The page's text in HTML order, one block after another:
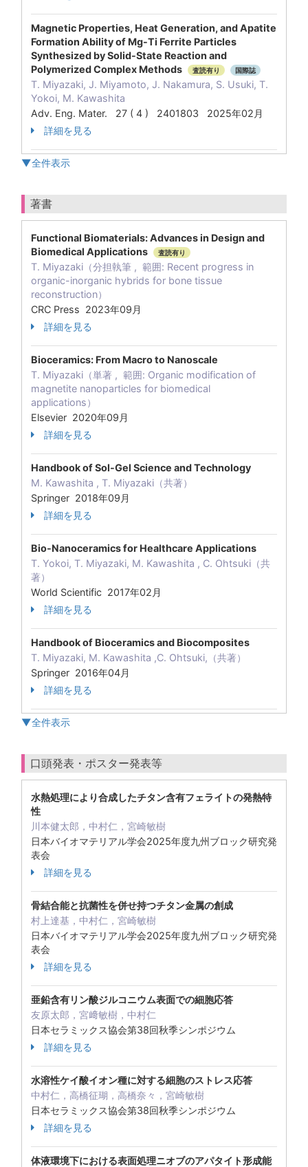
Magnetic Properties, Heat Generation, and Apatite
Formation Ability of Mg-Ti Ferrite Particles
Synthesized by Solid-State Reaction and
Polymerized Complex Methods
査読有り 国際誌
T. Miyazaki, J. Miyamoto, J. Nakamura, S. Usuki, T.
Yokoi, M. Kawashita
Adv. Eng. Mater. 27 ( 4 ) 2401803 2025年02月
詳細を見る
▼全件表示
著書
Functional Biomaterials: Advances in Design and
Biomedical Applications
査読有り
T. Miyazaki（分担執筆 , 範囲: Recent progress in
organic-inorganic hybrids for bone tissue
reconstruction）
CRC Press 2023年09月
詳細を見る
Bioceramics: From Macro to Nanoscale
T. Miyazaki（単著 , 範囲: Organic modification of
magnetite nanoparticles for biomedical
applications）
Elsevier 2020年09月
詳細を見る
Handbook of Sol-Gel Science and Technology
M. Kawashita , T. Miyazaki（共著）
Springer 2018年09月
詳細を見る
Bio-Nanoceramics for Healthcare Applications
T. Yokoi, T. Miyazaki, M. Kawashita , C. Ohtsuki（共
著）
World Scientific 2017年02月
詳細を見る
Handbook of Bioceramics and Biocomposites
T. Miyazaki, M. Kawashita ,C. Ohtsuki,（共著）
Springer 2016年04月
詳細を見る
▼全件表示
口頭発表・ポスター発表等
水熱処理により合成したチタン含有フェライトの発熱特
性
川本健太郎，中村仁，宮崎敏樹
日本バイオマテリアル学会2025年度九州ブロック研究発
表会
詳細を見る
骨結合能と抗菌性を併せ持つチタン金属の創成
村上達基，中村仁，宮崎敏樹
日本バイオマテリアル学会2025年度九州ブロック研究発
表会
詳細を見る
亜鉛含有リン酸ジルコニウム表面での細胞応答
友原太郎，宮﨑敏樹，中村仁
日本セラミックス協会第38回秋季シンポジウム
詳細を見る
水溶性ケイ酸イオン種に対する細胞のストレス応答
中村仁，高橋征瑚，高橋奈々，宮崎敏樹
日本セラミックス協会第38回秋季シンポジウム
詳細を見る
体液環境下における表面処理ニオブのアパタイト形成能